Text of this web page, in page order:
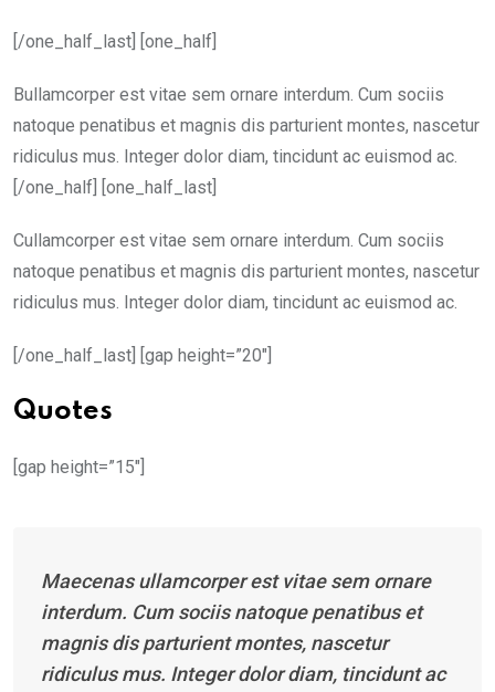
[/one_half_last] [one_half]
Bullamcorper est vitae sem ornare interdum. Cum sociis
natoque penatibus et magnis dis parturient montes, nascetur
ridiculus mus. Integer dolor diam, tincidunt ac euismod ac.
[/one_half] [one_half_last]
Cullamcorper est vitae sem ornare interdum. Cum sociis
natoque penatibus et magnis dis parturient montes, nascetur
ridiculus mus. Integer dolor diam, tincidunt ac euismod ac.
[/one_half_last] [gap height=”20″]
Quotes
[gap height=”15″]
Maecenas ullamcorper est vitae sem ornare
interdum. Cum sociis natoque penatibus et
magnis dis parturient montes, nascetur
ridiculus mus. Integer dolor diam, tincidunt ac